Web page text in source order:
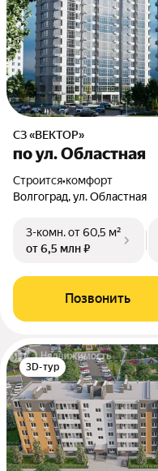
СЗ «ВЕКТОР»
по ул. Областная
Строится•комфорт
Волгоград, ул. Областная
3-комн.от 60,5 м²
от 6,5 млн ₽
Позвонить
3D-тур